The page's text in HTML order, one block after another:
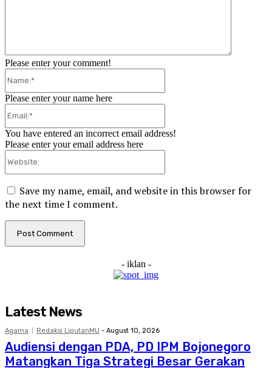
Please enter your comment!
Please enter your name here
You have entered an incorrect email address!
Please enter your email address here
Save my name, email, and website in this browser for
the next time I comment.
- iklan -
Latest News
Agama Redaksi LiputanMU - August 10, 2026
Audiensi dengan PDA, PD IPM Bojonegoro
Matangkan Tiga Strategi Besar Gerakan